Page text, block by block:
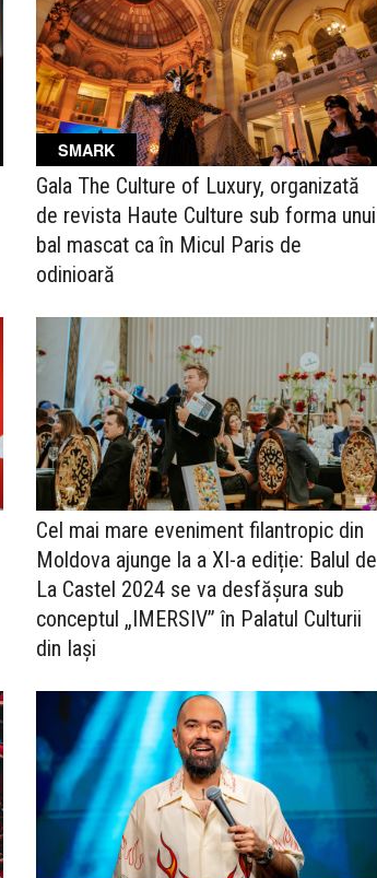
SMARK
Gala The Culture of Luxury, organizată
de revista Haute Culture sub forma unui
bal mascat ca în Micul Paris de
odinioară
Cel mai mare eveniment filantropic din
Moldova ajunge la a XI-a ediție: Balul de
La Castel 2024 se va desfășura sub
conceptul „IMERSIV” în Palatul Culturii
din Iași